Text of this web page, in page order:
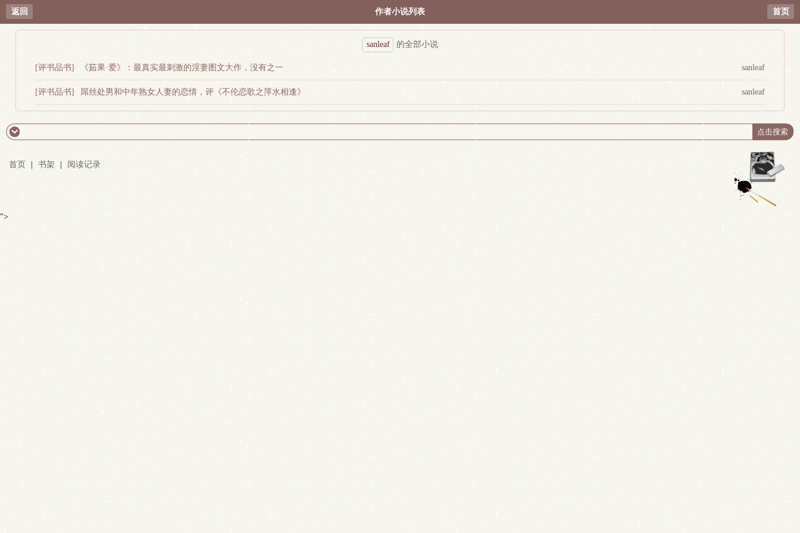
返回 作者小说列表 首页
sanleaf 的全部小说
[评书品书] 《茹果·爱》：最真实最刺激的淫妻图文大作，没有之一 sanleaf
[评书品书] 屌丝处男和中年熟女人妻的恋情，评《不伦恋歌之萍水相逢》 sanleaf
首页 书架 阅读记录
">